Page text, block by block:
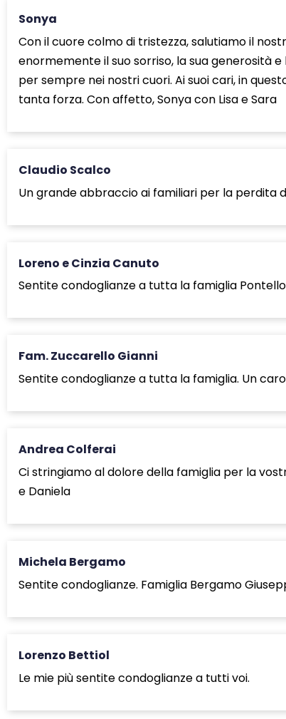
Sonya
Con il cuore colmo di tristezza, salutiamo il
enormemente il suo sorriso, la sua generosità
per sempre nei nostri cuori. Ai suoi cari, in
tanta forza. Con affetto, Sonya con Lisa e Sara
Claudio Scalco
Un grande abbraccio ai familiari per la perdita
Loreno e Cinzia Canuto
Sentite condoglianze a tutta la famiglia
Fam. Zuccarello Gianni
Sentite condoglianze a tutta la famiglia. Un
Andrea Colferai
Ci stringiamo al dolore della famiglia per la
e Daniela
Michela Bergamo
Sentite condoglianze. Famiglia Bergamo
Lorenzo Bettiol
Le mie più sentite condoglianze a tutti voi.